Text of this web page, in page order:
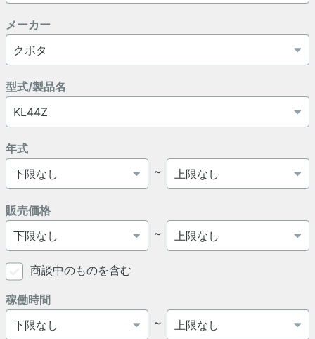
メーカー
型式/製品名
年式
～
販売価格
～
商談中のものを含む
稼働時間
～